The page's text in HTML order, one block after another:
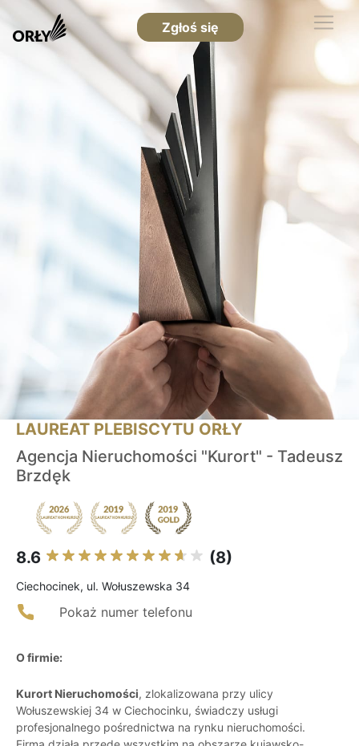
Zgłoś się
LAUREAT PLEBISCYTU ORŁY
Agencja Nieruchomości "Kurort" - Tadeusz
Brzdęk
8.6 (8)
Ciechocinek, ul. Wołuszewska 34
Pokaż numer telefonu
O firmie:
Kurort Nieruchomości, zlokalizowana przy ulicy
Wołuszewskiej 34 w Ciechocinku, świadczy usługi
profesjonalnego pośrednictwa na rynku nieruchomości.